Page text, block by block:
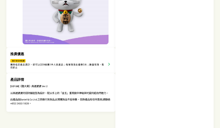
推廣優惠
滿$1享$59換購
購買指定產品滿$1，即可以$59換購1件人氣產品；每單限享此優惠5次；數量有限，售
完即止
產品詳情
[SOFUBI]《膽大黨》高速婆婆 Ver.2
以高速婆婆的招財貓造型為設計，配以手上的「金玉」重現劇中神秘與可愛的超自然魅力。
此產品由Daniel & Co Ltd.之原廠行貨貨品,此預購貨品不設保養。 如對產品有任何查詢,請聯絡:
+852 2433 1828。